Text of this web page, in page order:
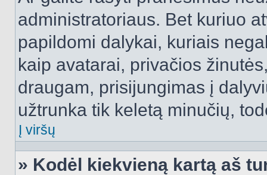
administratoriaus. Bet kuriuo
papildomi dalykai, kuriais
kaip avatarai, privačios
draugam, prisijungimas į
užtrunka tik keletą minučių,
Į viršų
» Kodėl kiekvieną kartą aš